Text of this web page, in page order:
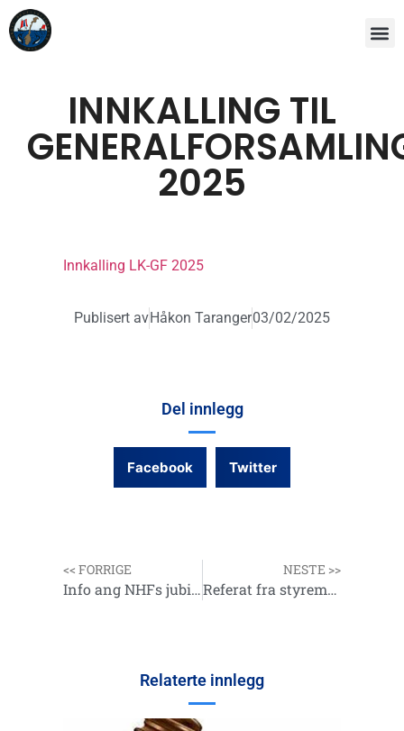
INNKALLING TIL
2025
Innkalling LK-GF 2025
Publisert avHåkon Taranger03/02/2025
Del innlegg
Facebook Twitter
<< FORRIGE
Info ang NHFs jubileum i Bergen
NESTE >>
Referat fra styremøte 25.01.25
Relaterte innlegg